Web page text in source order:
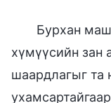
Бурхан
хүмүүсийн зан
шаардлагыг та